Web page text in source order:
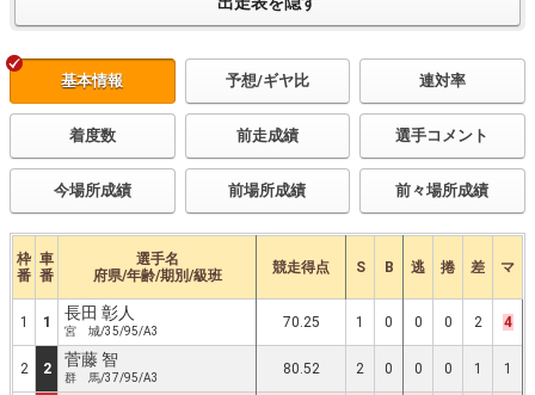
基本情報 予想/ギヤ比 連対率
着度数 前走成績 選手コメント
今場所成績 前場所成績 前々場所成績
枠
番
車
番
選手名
府県/年齢/期別/級班
競走得点 S B 逃 捲 差 マ
1 1 長田 彰人
宮 城/35/95/A3
70.25 1 0 0 0 2 4
2 2 菅藤 智
群 馬/37/95/A3
80.52 2 0 0 0 1 1